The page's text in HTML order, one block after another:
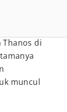
Thanos di
muncul